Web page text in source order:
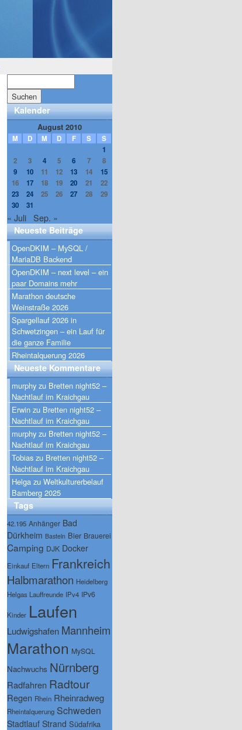
Kalender
August 2010
M D M D F S
S
1
2
3 4 5 6 7
8
9
10 11 12 13 14
15
16
17 18 19 20 21
22
23
24 25 26 27 28
29
30
31
« Juli Sep. »
Neueste Beiträge
OpenDKIM – MySQL /
MariaDB Backend
OpenDKIM – next level – ein
paar Domains mehr
Marathon deutsche
Weinstraße 2026
Spargellauf 2026 in
Schwetzingen – ein Lauf für
die ganze Familie
Rheintalquerung 2026
Neueste Kommentare
murphy zu Bretten night52 –
Nachtlauf im Kraichgau
Erwin zu Bretten night52 –
Nachtlauf im Kraichgau
murphy zu Bretten night52 –
Nachtlauf im Kraichgau
Tobias zu Bretten night52 –
Nachtlauf im Kraichgau
Helga zu Weltkulturerbelauf
Bamberg 2025
Tags
42.195 Anhänger Bad
Dürkheim Basteln Bier Brauerei
Camping DJK Docker
Einkauf Eltern Frankreich
Halbmarathon Heidelberg
Helgas Lauffreunde IPv4 IPv6
Kinder Laufen
Ludwigshafen Mannheim
Marathon MySQL
Nachwuchs Nürnberg
Radfahren Radtour
Regen Rhein Rheinradweg
Rheintalquerung Schweden
Stadtlauf Strand Südafrika